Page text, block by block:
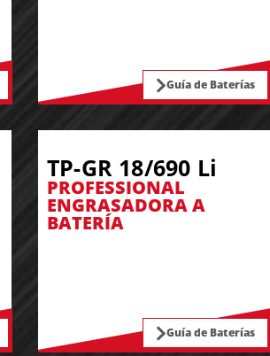
Guía de Baterías
TP-GR 18/690 Li
PROFESSIONAL
ENGRASADORA A
BATERÍA
Guía de Baterías